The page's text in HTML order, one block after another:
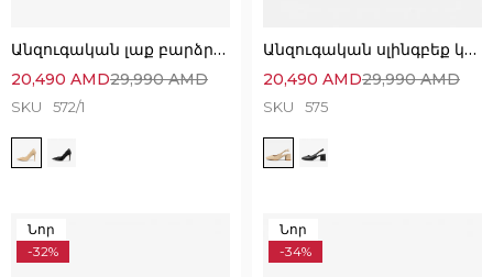
Անզուգական լաք բարձրակրունկ կոշիկներ՝ նուրբ և էլեգանտ
29,990AMD
20,490 AMD
SKU 572/1
Անզուգական սլինգբեք կոշիկներ՝ հարմարավետ և էլեգանտ
29,990AMD
20,490 AMD
SKU 575
Նոր
-32%
Նոր
-34%